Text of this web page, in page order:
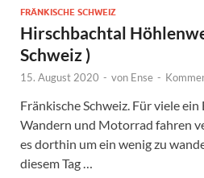
FRÄNKISCHE SCHWEIZ
Hirschbachtal
Schweiz )
15. August 2020 - von Ense -
Fränkische Schweiz. Für viele
Wandern und Motorrad fahren
es dorthin um ein wenig zu
diesem Tag …